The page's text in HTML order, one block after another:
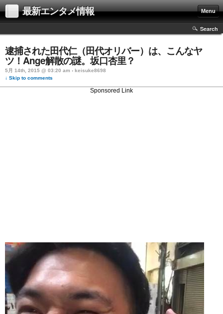
最新エンタメ情報 Menu
Search
逮捕された田代仁（田代オリバー）は、こんなヤ
ツ！Ange解散の謎。坂口杏里？
5月 14th, 2015 @ 03:20 am › keisuke8698
↓ Skip to comments
Sponsored Link